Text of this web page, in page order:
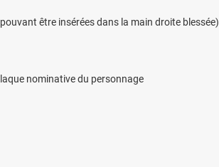
être insérées dans la main droite blessée)
nominative du personnage